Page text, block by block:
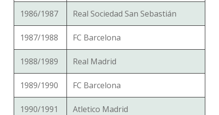
1986/1987 Real Sociedad San Sebastián
1987/1988 FC Barcelona
1988/1989 Real Madrid
1989/1990 FC Barcelona
1990/1991 Atletico Madrid